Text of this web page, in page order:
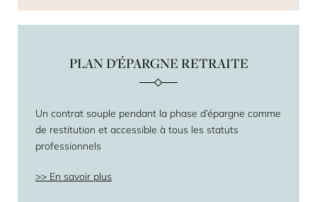
PLAN D'ÉPARGNE RETRAITE
Un contrat souple pendant la phase d’épargne comme
de restitution et accessible à tous les statuts
professionnels
En savoir plus